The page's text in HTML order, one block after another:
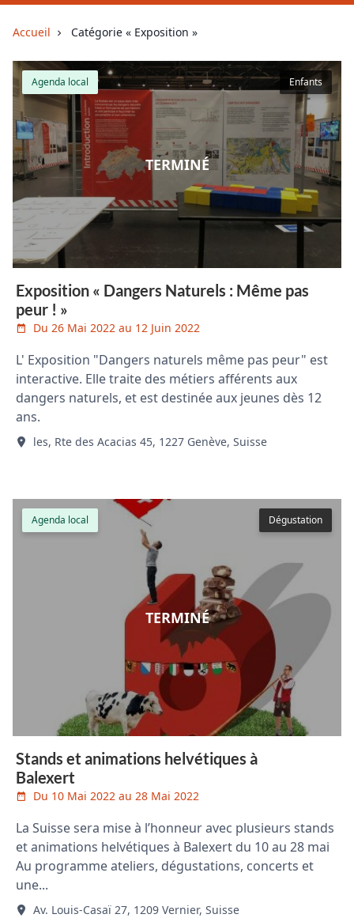
Accueil Catégorie « Exposition »
Enfants
Agenda local
TERMINÉ
Exposition « Dangers Naturels : Même pas
peur ! »
Du 26 Mai 2022 au 12 Juin 2022
L' Exposition "Dangers naturels même pas peur" est
interactive. Elle traite des métiers afférents aux
dangers naturels, et est destinée aux jeunes dès 12
ans.
les, Rte des Acacias 45, 1227 Genève, Suisse
Dégustation
Agenda local
TERMINÉ
Stands et animations helvétiques à
Balexert
Du 10 Mai 2022 au 28 Mai 2022
La Suisse sera mise à l’honneur avec plusieurs stands
et animations helvétiques à Balexert du 10 au 28 mai
Au programme ateliers, dégustations, concerts et
une...
Av. Louis-Casaï 27, 1209 Vernier, Suisse